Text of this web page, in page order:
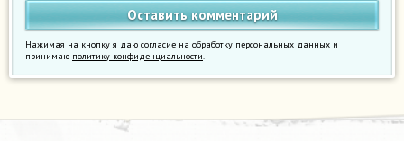
Нажимая на кнопку я даю согласие на обработку персональных данных и
принимаю политику конфиденциальности.